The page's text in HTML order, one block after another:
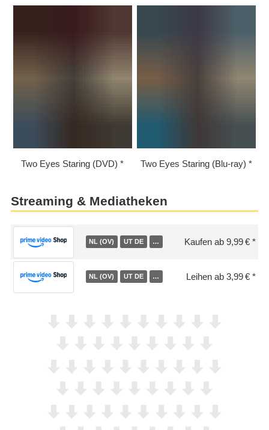
Two Eyes Staring (DVD) Two Eyes Staring (Blu-ray)
Streaming & Mediatheken
NL (OV) UT DE … Kaufen ab 9,99 €
NL (OV) UT DE … Leihen ab 3,99 €